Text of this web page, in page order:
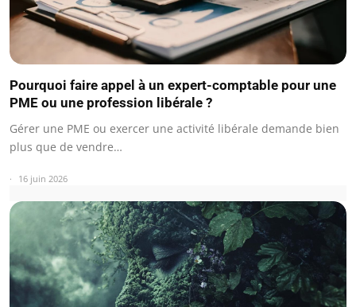
Pourquoi faire appel à un expert-comptable pour une
PME ou une profession libérale ?
Gérer une PME ou exercer une activité libérale demande bien
plus que de vendre…
16 juin 2026